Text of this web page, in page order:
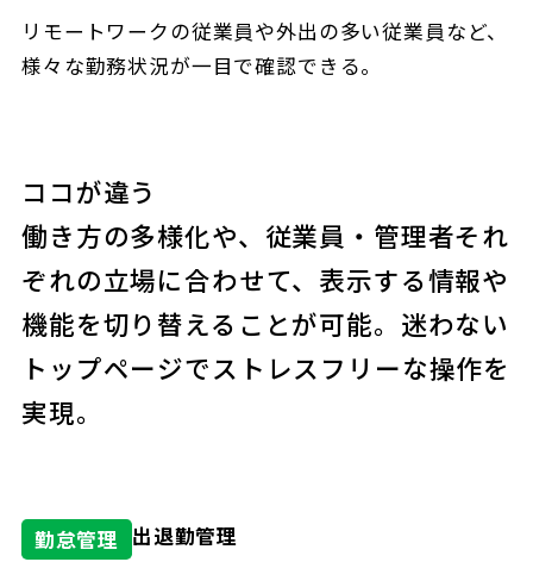
リモートワークの従業員や外出の多い従業員など、
様々な勤務状況が一目で確認できる。
ココが違う
働き⽅の多様化や、従業員・管理者それ
ぞれの立場に合わせて、表示する情報や
機能を切り替えることが可能。迷わない
トップページでストレスフリーな操作を
実現。
勤怠管理 出退勤管理